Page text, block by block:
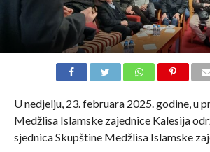
U nedjelju, 23. februara 2025. godine, u
Medžlisa Islamske zajednice Kalesija
sjednica Skupštine Medžlisa Islamske